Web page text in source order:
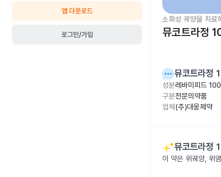
앱 다운로드
로그인/가입
소화성 궤양을 치료
뮤코트라정
뮤코트라정
성분레바미피드
구분전문의약품
업체 (주)대웅제약
뮤코트라정
이 약은 위궤양, 위